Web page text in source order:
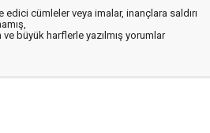
edici cümleler veya imalar, inançlara saldırı
büyük harflerle yazılmış yorumlar